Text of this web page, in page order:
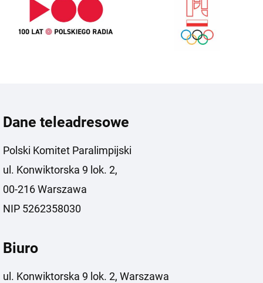
Dane teleadresowe
Polski Komitet Paralimpijski
ul. Konwiktorska 9 lok. 2,
00-216 Warszawa
NIP 5262358030
Biuro
ul. Konwiktorska 9 lok. 2, Warszawa